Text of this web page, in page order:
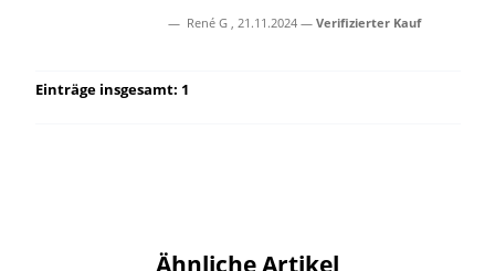
René G , 21.11.2024 Verifizierter Kauf
Einträge insgesamt: 1
Ähnliche Artikel